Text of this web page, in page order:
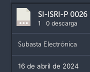
SI-ISRI-P 0026
1 0 descarga
Subasta Electrónica
16 de abril de 2024